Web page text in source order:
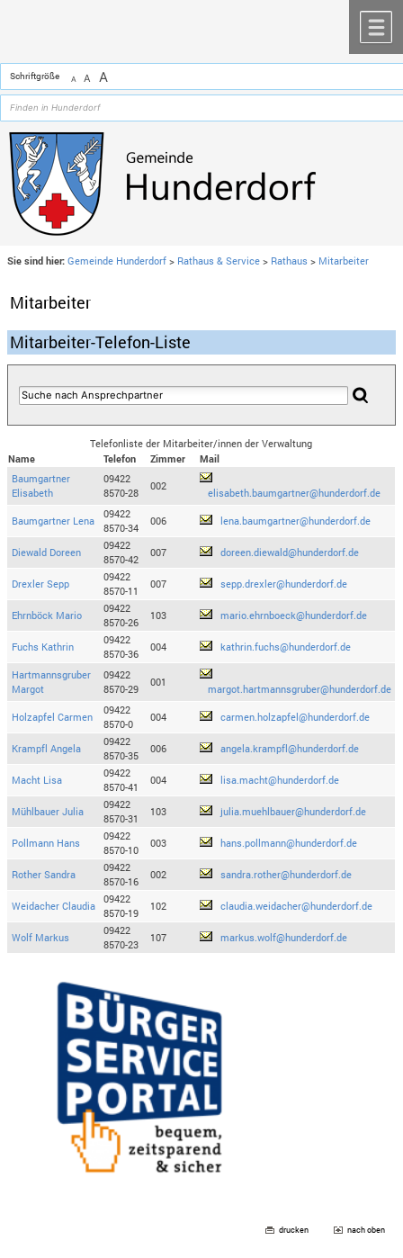
Schriftgröße A A A
Sie sind hier: Gemeinde Hunderdorf > Rathaus & Service > Rathaus > Mitarbeiter
Mitarbeiter
Mitarbeiter-Telefon-Liste
Telefonliste der Mitarbeiter/innen der Verwaltung
Name
Telefon Zimmer
Mail
Baumgartner
Elisabeth
09422
8570-28
002
elisabeth.baumgartner@hunderdorf.de
Baumgartner Lena
09422
8570-34
006 lena.baumgartner@hunderdorf.de
Diewald Doreen
09422
8570-42
007 doreen.diewald@hunderdorf.de
Drexler Sepp
09422
8570-11
007 sepp.drexler@hunderdorf.de
Ehrnböck Mario
09422
8570-26
103 mario.ehrnboeck@hunderdorf.de
Fuchs Kathrin
09422
8570-36
004 kathrin.fuchs@hunderdorf.de
Hartmannsgruber
Margot
09422
8570-29
001
margot.hartmannsgruber@hunderdorf.de
Holzapfel Carmen
09422
8570-0
004 carmen.holzapfel@hunderdorf.de
Krampfl Angela
09422
8570-35
006 angela.krampfl@hunderdorf.de
Macht Lisa
09422
8570-41
004 lisa.macht@hunderdorf.de
Mühlbauer Julia
09422
8570-31
103 julia.muehlbauer@hunderdorf.de
Pollmann Hans
09422
8570-10
003 hans.pollmann@hunderdorf.de
Rother Sandra
09422
8570-16
002 sandra.rother@hunderdorf.de
Weidacher Claudia
09422
8570-19
102 claudia.weidacher@hunderdorf.de
Wolf Markus
09422
8570-23
107 markus.wolf@hunderdorf.de
drucken nach oben